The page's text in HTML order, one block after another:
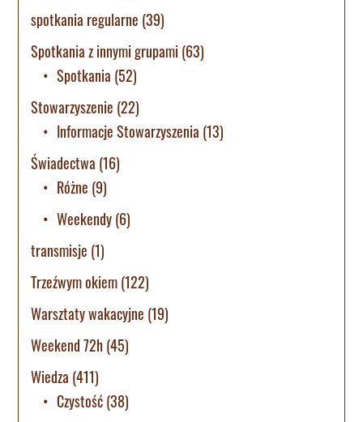
spotkania regularne (39)
Spotkania z innymi grupami (63)
Spotkania (52)
Stowarzyszenie (22)
Informacje Stowarzyszenia (13)
Świadectwa (16)
Różne (9)
Weekendy(6)
transmisje (1)
Trzeźwym okiem(122)
Warsztaty wakacyjne (19)
Weekend 72h(45)
Wiedza (411)
Czystość(38)